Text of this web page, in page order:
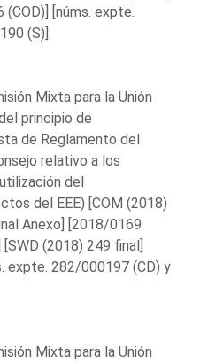
[núms. expte.
(S)].
Mixta para la Unión
principio de
de Reglamento del
relativo a los
del
del EEE) [COM (2018)
Anexo] [2018/0169
(2018) 249 final]
expte. 282/000197 (CD) y
Mixta para la Unión